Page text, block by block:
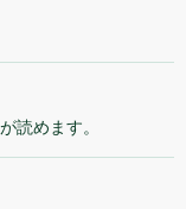
読めます。